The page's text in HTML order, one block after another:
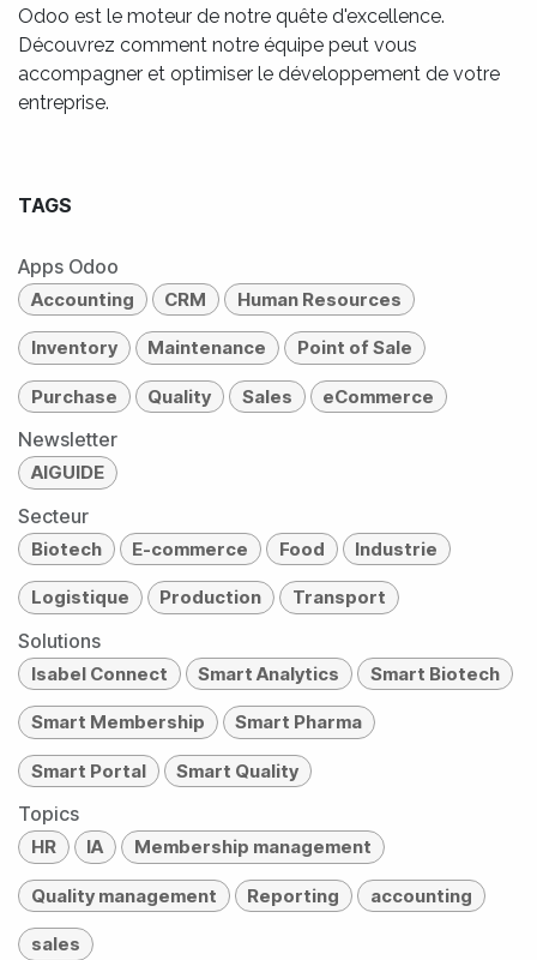
Odoo est le moteur de notre quête d'excellence.
Découvrez comment notre équipe peut vous
accompagner et optimiser le développement de votre
entreprise.
TAGS
Apps Odoo
Accounting CRM Human Resources
Inventory Maintenance Point of Sale
Purchase Quality Sales eCommerce
Newsletter
AIGUIDE
Secteur
Biotech E-commerce Food Industrie
Logistique Production Transport
Solutions
Isabel Connect Smart Analytics Smart Biotech
Smart Membership Smart Pharma
Smart Portal Smart Quality
Topics
HR IA Membership management
Quality management Reporting accounting
sales